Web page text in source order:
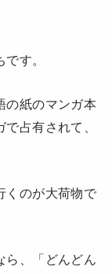
す。
の紙のマンガ本
占有されて、
くのが大荷物で
ら、「どんどん